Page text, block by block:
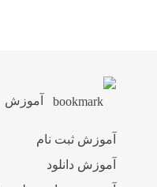
آموزش
آموزش ثبت نام
آموزش دانلود